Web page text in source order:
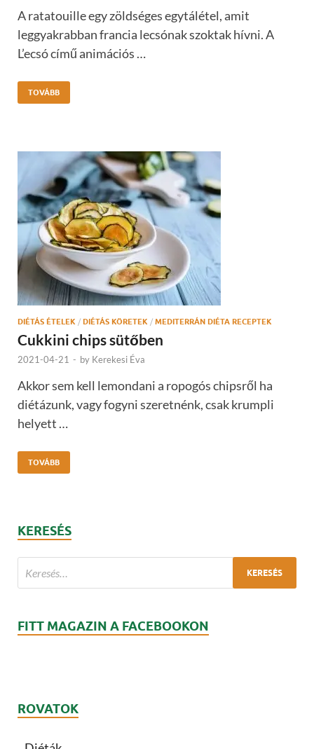
A ratatouille egy zöldséges egytálétel, amit
leggyakrabban francia lecsónak szoktak hívni. A
L’ecsó című animációs …
TOVÁBB
DIÉTÁS ÉTELEK / DIÉTÁS KÖRETEK / MEDITERRÁN DIÉTA RECEPTEK
Cukkini chips sütőben
2021-04-21 - by Kerekesi Éva
Akkor sem kell lemondani a ropogós chipsről ha
diétázunk, vagy fogyni szeretnénk, csak krumpli
helyett …
TOVÁBB
KERESÉS
FITT MAGAZIN A FACEBOOKON
ROVATOK